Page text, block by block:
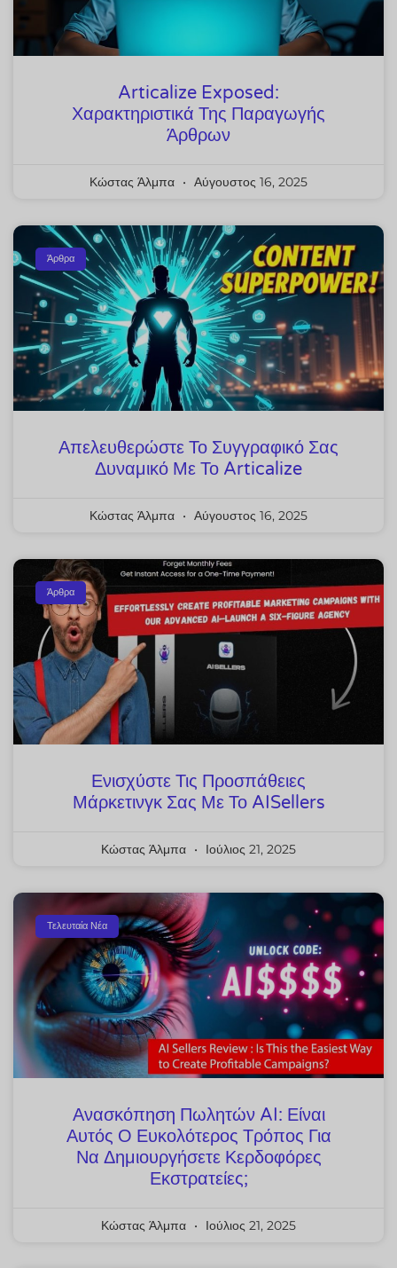
Articalize Exposed:
Χαρακτηριστικά Της Παραγωγής
Άρθρων
Κώστας Άλμπα Αύγουστος 16, 2025
Άρθρα
Απελευθερώστε Το Συγγραφικό Σας
Δυναμικό Με Το Articalize
Κώστας Άλμπα Αύγουστος 16, 2025
Άρθρα
Ενισχύστε Τις Προσπάθειες
Μάρκετινγκ Σας Με Το AISellers
Κώστας Άλμπα Ιούλιος 21, 2025
Τελευταία Νέα
Ανασκόπηση Πωλητών AI: Είναι
Αυτός Ο Ευκολότερος Τρόπος Για
Να Δημιουργήσετε Κερδοφόρες
Εκστρατείες;
Κώστας Άλμπα Ιούλιος 21, 2025